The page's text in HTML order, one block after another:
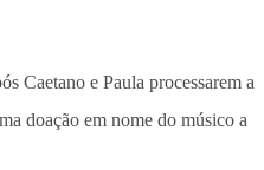
Caetano e Paula processarem a
doação em nome do músico a